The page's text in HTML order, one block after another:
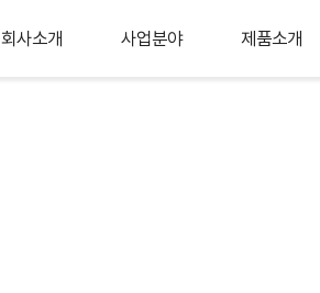
회사소개 사업분야 제품소개